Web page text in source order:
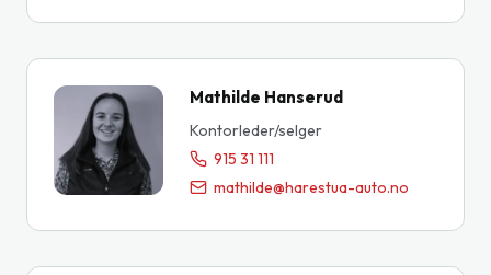
Mathilde Hanserud
Kontorleder/selger
915 31 111
mathilde@harestua-auto.no